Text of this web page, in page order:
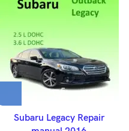
Subaru Legacy Repair